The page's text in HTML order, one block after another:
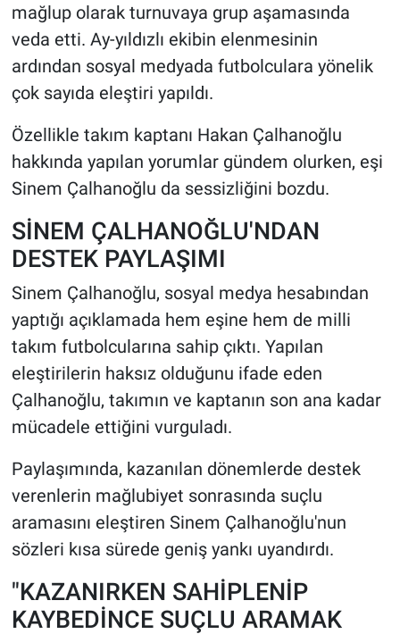
mağlup olarak turnuvaya grup aşamasında
veda etti. Ay-yıldızlı ekibin elenmesinin
ardından sosyal medyada futbolculara yönelik
çok sayıda eleştiri yapıldı.
Özellikle takım kaptanı Hakan Çalhanoğlu
hakkında yapılan yorumlar gündem olurken, eşi
Sinem Çalhanoğlu da sessizliğini bozdu.
SİNEM ÇALHANOĞLU'NDAN
DESTEK PAYLAŞIMI
Sinem Çalhanoğlu, sosyal medya hesabından
yaptığı açıklamada hem eşine hem de milli
takım futbolcularına sahip çıktı. Yapılan
eleştirilerin haksız olduğunu ifade eden
Çalhanoğlu, takımın ve kaptanın son ana kadar
mücadele ettiğini vurguladı.
Paylaşımında, kazanılan dönemlerde destek
verenlerin mağlubiyet sonrasında suçlu
aramasını eleştiren Sinem Çalhanoğlu'nun
sözleri kısa sürede geniş yankı uyandırdı.
"KAZANIRKEN SAHİPLENİP
KAYBEDİNCE SUÇLU ARAMAK
SPOR
MAGAZİN
Bilim, Teknoloji